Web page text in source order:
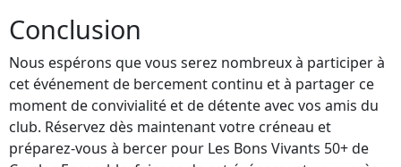
Conclusion
Nous espérons que vous serez nombreux à participer à
cet événement de bercement continu et à partager ce
moment de convivialité et de détente avec vos amis du
club. Réservez dès maintenant votre créneau et
préparez-vous à bercer pour Les Bons Vivants 50+ de